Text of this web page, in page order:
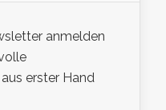
anmelden
erster Hand